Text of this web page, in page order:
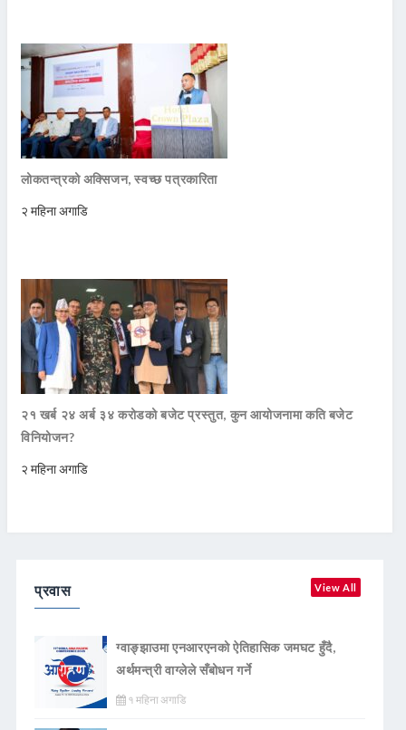
लोकतन्त्रको अक्सिजन, स्वच्छ पत्रकारिता
२ महिना अगाडि
२१ खर्ब २४ अर्ब ३४ करोडको बजेट प्रस्तुत, कुन आयोजनामा कति बजेट
विनियोजन?
२ महिना अगाडि
प्रवास View All
ग्वाङ्झाउमा एनआरएनको ऐतिहासिक जमघट हुँदै,
अर्थमन्त्री वाग्लेले सँबोधन गर्ने
१ महिना अगाडि